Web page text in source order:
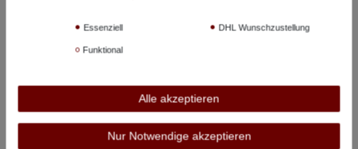
Essenziell DHL Wunschzustellung
Funktional
Alle akzeptieren
Nur Notwendige akzeptieren